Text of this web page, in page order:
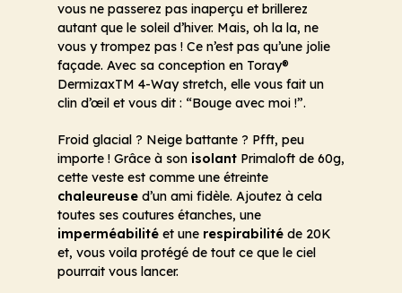
vous ne passerez pas inaperçu et brillerez
autant que le soleil d’hiver. Mais, oh la la, ne
vous y trompez pas ! Ce n’est pas qu’une jolie
façade. Avec sa conception en Toray®
DermizaxTM 4-Way stretch, elle vous fait un
clin d’œil et vous dit : “Bouge avec moi !”.
Froid glacial ? Neige battante ? Pfft, peu
importe ! Grâce à son isolant Primaloft de 60g,
cette veste est comme une étreinte
chaleureuse d’un ami fidèle. Ajoutez à cela
toutes ses coutures étanches, une
imperméabilité et une respirabilité de 20K
et, vous voila protégé de tout ce que le ciel
pourrait vous lancer.